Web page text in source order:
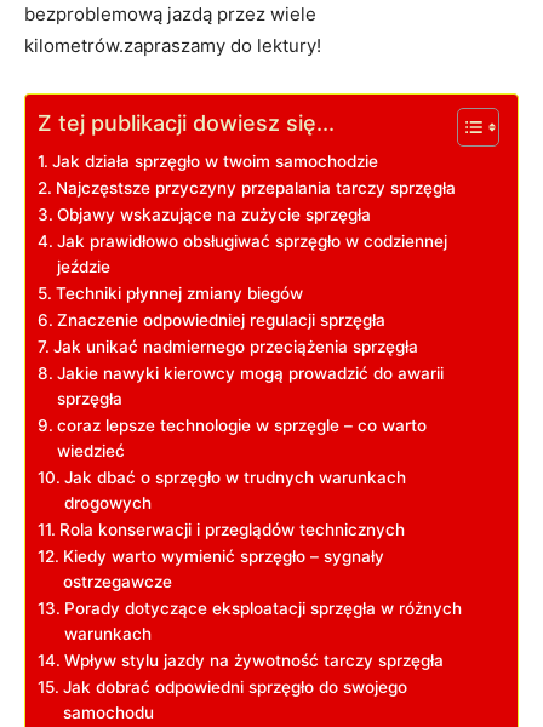
bezproblemową jazdą przez ⁢wiele
kilometrów.zapraszamy do lektury!
Z tej publikacji dowiesz się...
Jak działa sprzęgło w twoim samochodzie
Najczęstsze⁢ przyczyny przepalania tarczy sprzęgła
Objawy wskazujące na⁣ zużycie sprzęgła
Jak prawidłowo obsługiwać sprzęgło w‍ codziennej
jeździe
Techniki⁤ płynnej zmiany biegów
Znaczenie odpowiedniej regulacji sprzęgła
Jak ⁤unikać nadmiernego przeciążenia sprzęgła
Jakie ⁣nawyki kierowcy mogą prowadzić do awarii
sprzęgła
coraz lepsze‍ technologie w ⁣sprzęgle – ‌co warto
‍wiedzieć
Jak dbać o sprzęgło w trudnych warunkach⁣
drogowych
Rola konserwacji​ i przeglądów technicznych
Kiedy warto wymienić sprzęgło – sygnały
ostrzegawcze
Porady⁤ dotyczące eksploatacji ‍sprzęgła ​w różnych
warunkach
Wpływ stylu jazdy na żywotność ‌tarczy sprzęgła
Jak​ dobrać odpowiedni‌ sprzęgło ⁤do swojego
samochodu